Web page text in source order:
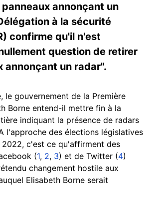
annonçant un
à la sécurité
confirme qu'il n'est
question de retirer
annonçant un radar".
le gouvernement de la Première
Borne entend-il mettre fin à la
indiquant la présence de radars
l'approche des élections législatives
2022, c'est ce qu'affirment des
(1, 2, 3) et de Twitter (4)
changement hostile aux
Elisabeth Borne serait